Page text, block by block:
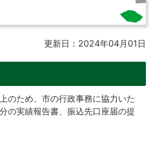
更新日：2024年04月01日
のため、市の行政事務に協力いた
の実績報告書、振込先口座届の提